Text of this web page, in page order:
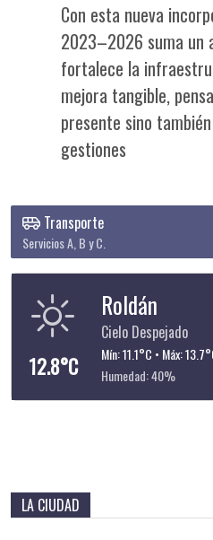
Con esta nueva
2023–2026 suma un
fortalece la
mejora tangible,
presente sino
gestiones
Transporte
Servicios A, B y C.
12.8°C
Roldán
Cielo Despejado
Mín: 11.1°C • Máx:
Humedad: 40%
LA CIUDAD